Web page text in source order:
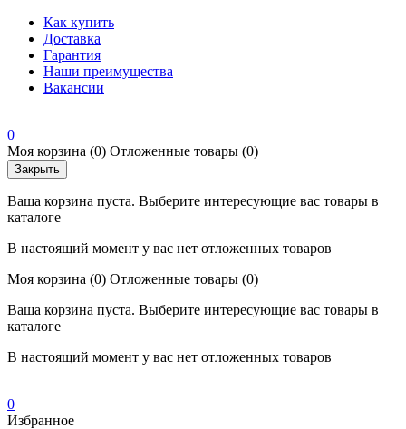
Как купить
Доставка
Гарантия
Наши преимущества
Вакансии
0
Моя корзина (0) Отложенные товары (0)
Закрыть
Ваша корзина пуста. Выберите интересующие вас товары в
каталоге
В настоящий момент у вас нет отложенных товаров
Моя корзина (0) Отложенные товары (0)
Ваша корзина пуста. Выберите интересующие вас товары в
каталоге
В настоящий момент у вас нет отложенных товаров
0
Избранное